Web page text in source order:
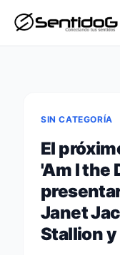
SIN CATEGORÍA
El
'Am I the
Janet
Stallion y